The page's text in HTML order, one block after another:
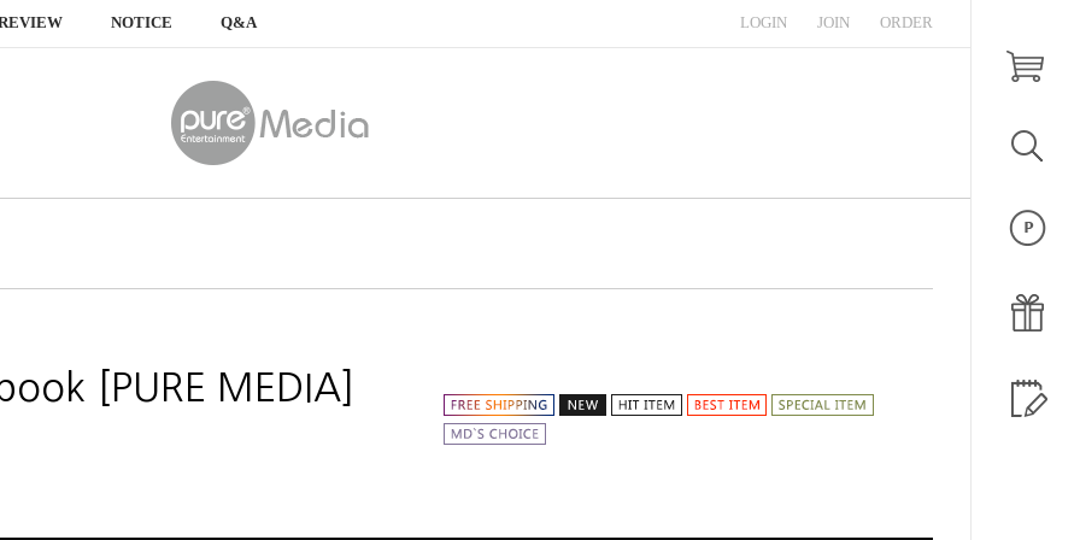
NOTICE Q&A ORDER
JOIN
LOGIN